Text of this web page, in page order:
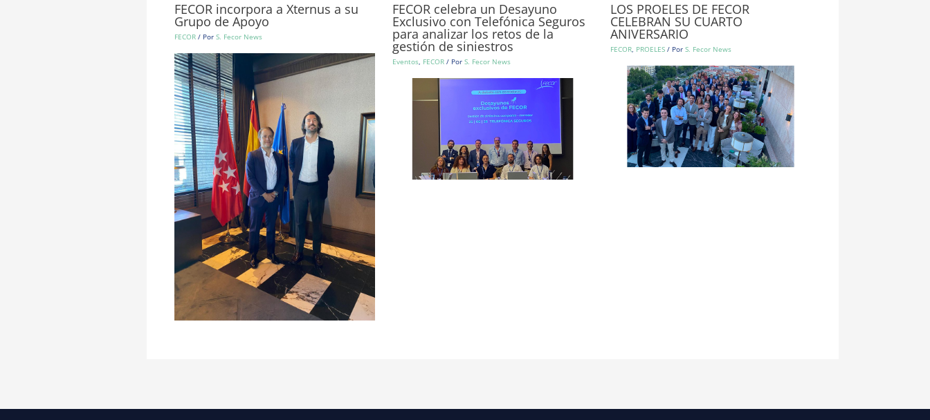
FECOR incorpora a Xternus a su
Grupo de Apoyo
FECOR / Por S. Fecor News
FECOR celebra un Desayuno
Exclusivo con Telefónica Seguros
para analizar los retos de la
gestión de siniestros
Eventos, FECOR / Por S. Fecor News
LOS PROELES DE FECOR
CELEBRAN SU CUARTO
ANIVERSARIO
FECOR, PROELES / Por S. Fecor News